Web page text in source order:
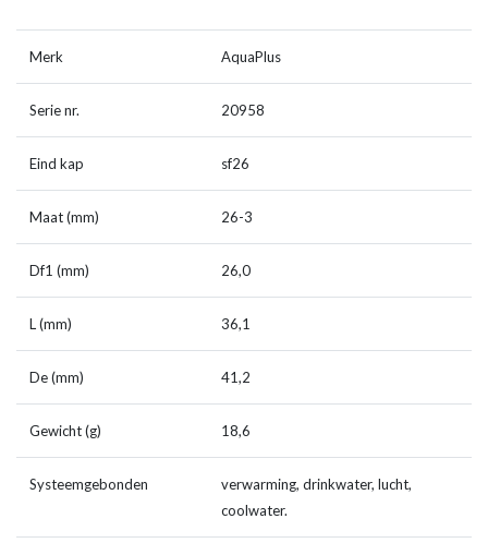
Merk AquaPlus
Serie nr. 20958
Eind kap sf26
Maat (mm) 26-3
Df1 (mm) 26,0
L (mm) 36,1
De (mm) 41,2
Gewicht (g) 18,6
Systeemgebonden
verwarming, drinkwater, lucht,
coolwater.